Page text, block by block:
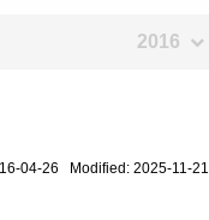
2016
04-26 Modified: 2025-11-21